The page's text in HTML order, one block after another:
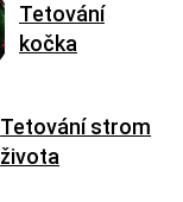
Tetování
kočka
Tetování strom
života